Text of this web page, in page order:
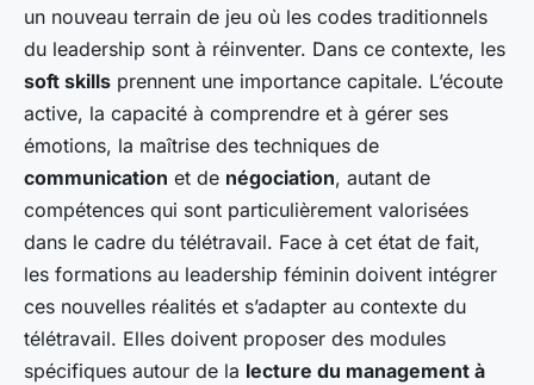
un nouveau terrain de jeu où les codes traditionnels
du leadership sont à réinventer. Dans ce contexte, les
soft skills prennent une importance capitale. L’écoute
active, la capacité à comprendre et à gérer ses
émotions, la maîtrise des techniques de
communication et de négociation, autant de
compétences qui sont particulièrement valorisées
dans le cadre du télétravail. Face à cet état de fait,
les formations au leadership féminin doivent intégrer
ces nouvelles réalités et s’adapter au contexte du
télétravail. Elles doivent proposer des modules
spécifiques autour de la lecture du management à